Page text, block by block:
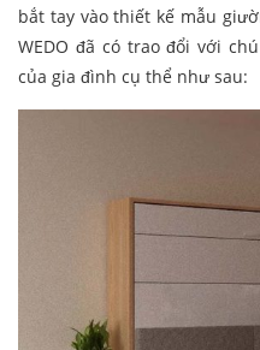
bắt tay vào thiết kế mẫu
WEDO đã có trao đổi với
của gia đình cụ thể như sau: